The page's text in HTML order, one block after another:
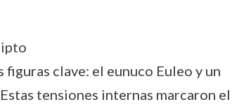
clave: el eunuco Euleo y un
tensiones internas marcaron el